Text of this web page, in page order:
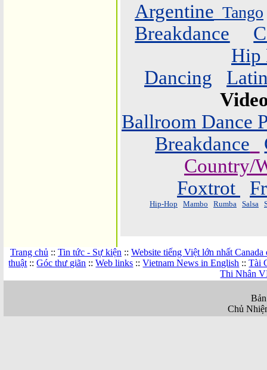
Argentine _Tango
Breakdance
Hip
Dancing
Ballroom Dance
Breakdance
Country/
Foxtrot
Hip-Hop Mambo Rumba Salsa
Trang chủ :: Tin tức - Sự kiện :: Website tiếng Việt lớn nhất
thuật ::Góc thư giãn ::Web links ::Vietnam News in English ::Tài
Thi Nhân
Chủ